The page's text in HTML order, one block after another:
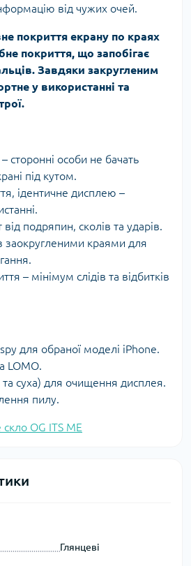
від чужих очей.
покриття екрану по краях
покриття, що запобігає
Завдяки закругленим
у використанні та
сторонні особи не бачать
під кутом.
ідентичне дисплею –
подряпин, сколів та ударів.
заокругленими краями для
– мінімум слідів та відбитків
для обраної моделі iPhone.
LOMO.
суха) для очищення дисплея.
пилу.
OG ITS ME
Глянцеві